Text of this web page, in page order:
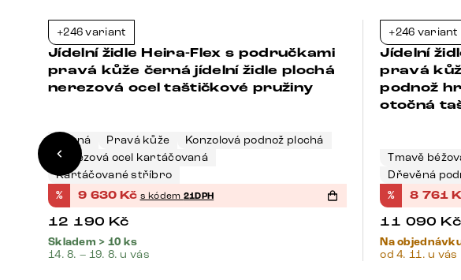
+246 variant
Jídelní židle Heira-Flex s područkami
pravá kůže černá jídelní židle plochá
nerezová ocel taštičkové pružiny
Černá Pravá kůže
Konzolová podnož plochá
Nerezová ocel kartáčovaná
Kartáčované stříbro
% 9 630 Kč s kódem 21DPH
12 190 Kč
Skladem > 10 ks
14. 8. – 19. 8. u vás
+246 variant
Jídelní
pravá
podnož
otočná
Tmavě
Dřevěná
% 8 761
11 090 Kč
Na
od 4. 11. u vás